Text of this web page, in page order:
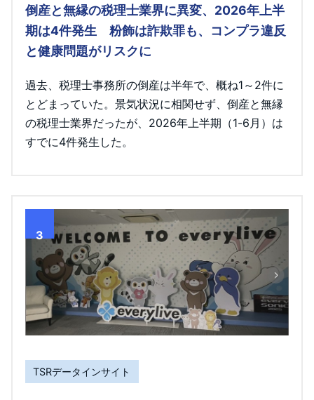
倒産と無縁の税理士業界に異変、2026年上半
期は4件発生 粉飾は詐欺罪も、コンプラ違反
と健康問題がリスクに
過去、税理士事務所の倒産は半年で、概ね1～2件に
とどまっていた。景気状況に相関せず、倒産と無縁
の税理士業界だったが、2026年上半期（1-6月）は
すでに4件発生した。
3
TSRデータインサイト